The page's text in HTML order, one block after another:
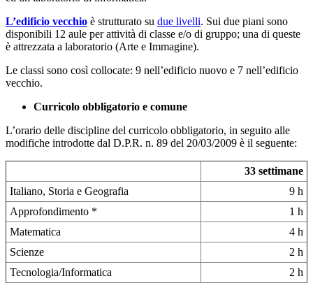
L’edificio vecchio è strutturato su due livelli. Sui due piani sono
disponibili 12 aule per attività di classe e/o di gruppo; una di queste
è attrezzata a laboratorio (Arte e Immagine).
Le classi sono così collocate: 9 nell’edificio nuovo e 7 nell’edificio
vecchio.
Curricolo obbligatorio e comune
L’orario delle discipline del curricolo obbligatorio, in seguito alle
modifiche introdotte dal D.P.R. n. 89 del 20/03/2009 è il seguente:
33 settimane
Italiano, Storia e Geografia
9 h
Approfondimento *
1 h
Matematica
4 h
Scienze
2 h
Tecnologia/Informatica
2 h